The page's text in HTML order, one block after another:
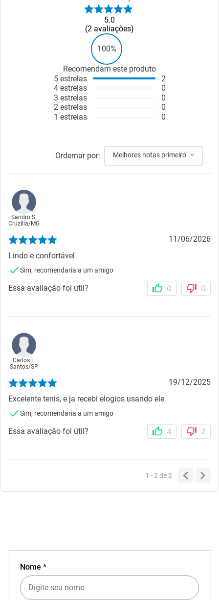
5.0
2 avaliações
100%
Recomendam este produto
5 estrelas
4 estrelas
3 estrelas
2 estrelas
1 estrelas
2
0
0
0
0
Ordernar por: Melhores notas primeiro
Sandro S.
Cruzília/MG
11/06/2026
Lindo e confortável
Sim, recomendaria a um amigo
Essa avaliação foi útil? 0 0
Carlos L.
Santos/SP
19/12/2025
Excelente tenis, e ja recebi elogios usando ele
Sim, recomendaria a um amigo
Essa avaliação foi útil? 4 2
1 - 2de2
Nome *